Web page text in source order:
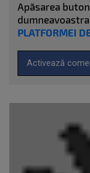
Apăsarea
PLATFORMEI
Activează